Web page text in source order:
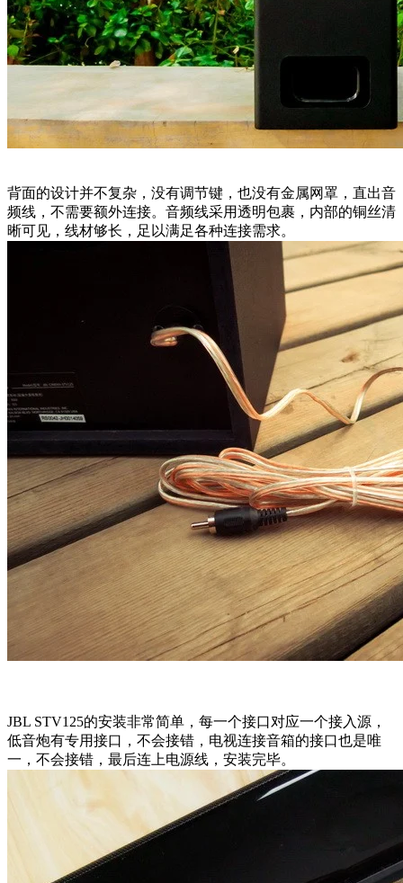
背面的设计并不复杂，没有调节键，也没有金属网罩，直出音
频线，不需要额外连接。音频线采用透明包裹，内部的铜丝清
晰可见，线材够长，足以满足各种连接需求。
JBL STV125的安装非常简单，每一个接口对应一个接入源，
低音炮有专用接口，不会接错，电视连接音箱的接口也是唯
一，不会接错，最后连上电源线，安装完毕。